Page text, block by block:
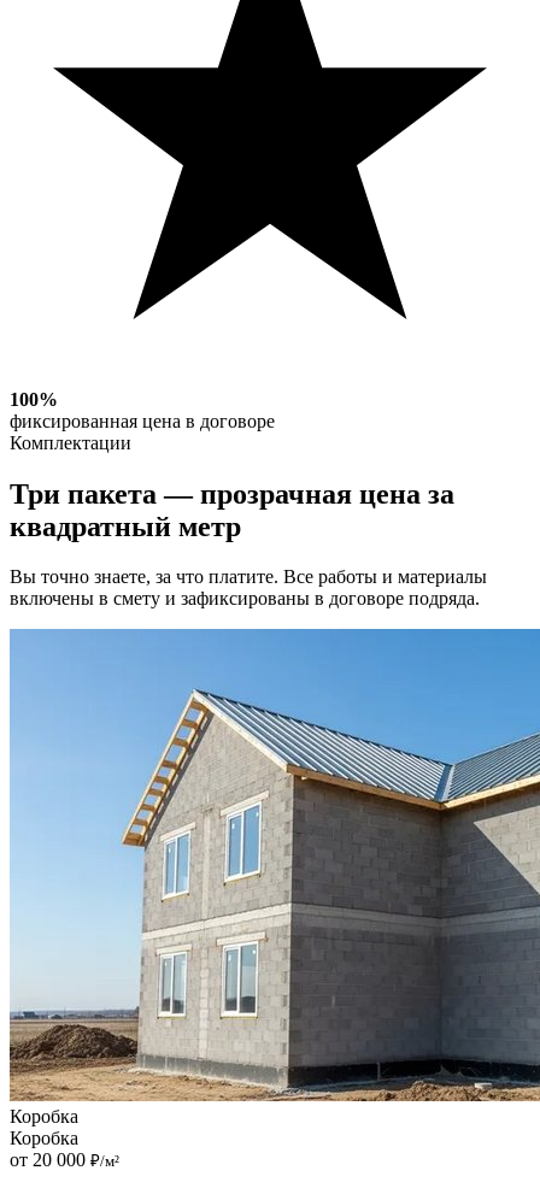
100%
фиксированная цена в договоре
Комплектации
Три пакета —прозрачная цена за
квадратный метр
Вы точно знаете, за что платите. Все работы и материалы
включены в смету и зафиксированы в договоре подряда.
Коробка
Коробка
от 20 000 ₽/м²